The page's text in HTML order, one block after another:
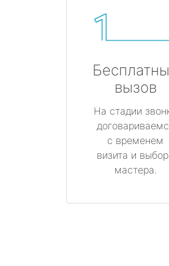
вызов
На стадии
с временем
визита и
мастера.